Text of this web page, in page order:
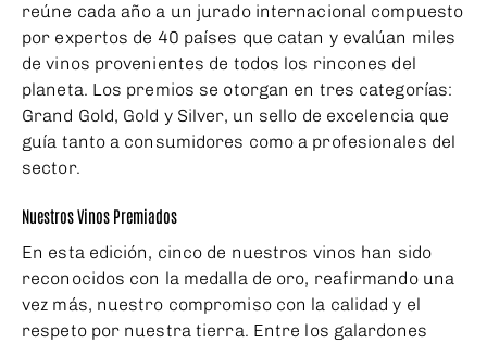
reúne cada año a un jurado internacional compuesto
por expertos de 40 países que catan y evalúan miles
de vinos provenientes de todos los rincones del
planeta. Los premios se otorgan en tres categorías:
Grand Gold, Gold y Silver, un sello de excelencia que
guía tanto a consumidores como a profesionales del
sector.
Nuestros Vinos Premiados
En esta edición, cinco de nuestros vinos han sido
reconocidos con la medalla de oro, reafirmando una
vez más, nuestro compromiso con la calidad y el
respeto por nuestra tierra. Entre los galardones